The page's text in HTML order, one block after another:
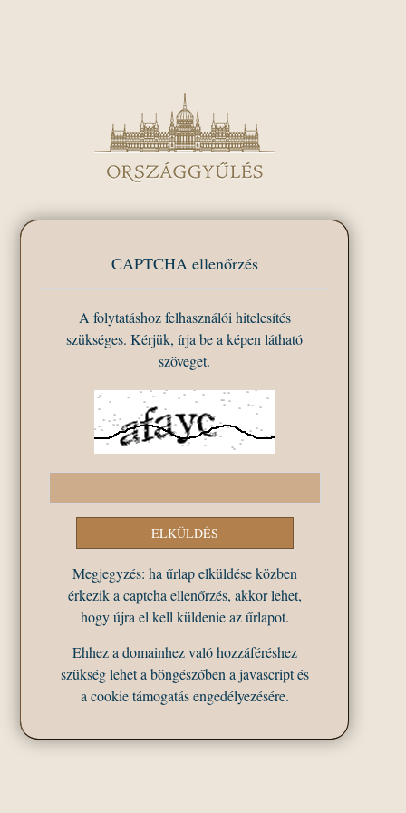
CAPTCHA ellenőrzés
A folytatáshoz felhasználói hitelesítés
szükséges. Kérjük, írja be a képen látható
szöveget.
Megjegyzés: ha űrlap elküldése közben
érkezik a captcha ellenőrzés, akkor lehet,
hogy újra el kell küldenie az űrlapot.
Ehhez a domainhez való hozzáféréshez
szükség lehet a böngészőben a javascript és
a cookie támogatás engedélyezésére.